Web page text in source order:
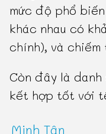
mức độ phổ
khác nhau có
chính), và chiếm
Còn đây là
kết hợp tốt với
Minh Tân